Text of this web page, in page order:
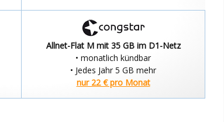
Allnet-Flat M mit 35 GB im D1-Netz
• monatlich kündbar
• Jedes Jahr 5 GB mehr
nur 22 € pro Monat